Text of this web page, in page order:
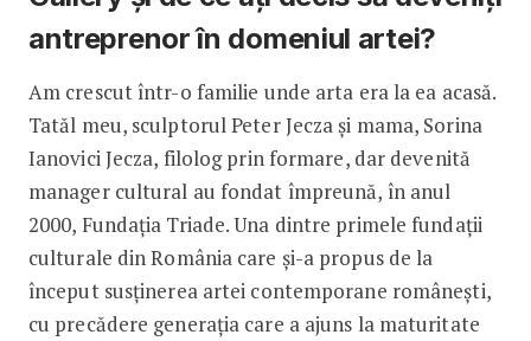
antreprenor în domeniul artei?
Am crescut într-o familie unde arta era la ea acasă.
Tatăl meu, sculptorul Peter Jecza și mama, Sorina
Ianovici Jecza, filolog prin formare, dar devenită
manager cultural au fondat împreună, în anul
2000, Fundația Triade. Una dintre primele fundații
culturale din România care și-a propus de la
început susținerea artei contemporane românești,
cu precădere generația care a ajuns la maturitate